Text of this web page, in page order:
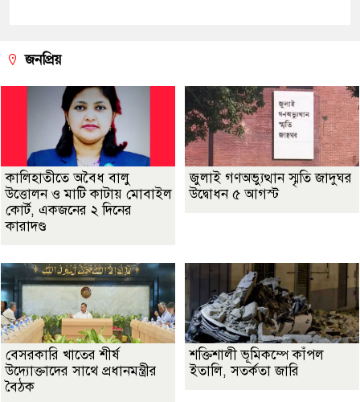
জনপ্রিয়
কালিহাতীতে অবৈধ বালু
উত্তোলন ও মাটি কাটায় মোবাইল
কোর্ট, একজনের ২ দিনের
কারাদণ্ড
জুলাই গণঅভ্যুত্থান স্মৃতি জাদুঘর
উদ্বোধন ৫ আগস্ট
বেসরকারি খাতের শীর্ষ
উদ্যোক্তাদের সাথে প্রধানমন্ত্রীর
বৈঠক
শক্তিশালী ভূমিকম্পে কাঁপল
ইতালি, সতর্কতা জারি